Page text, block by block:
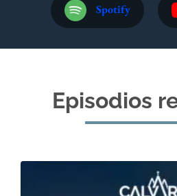
Spotify
Episodios